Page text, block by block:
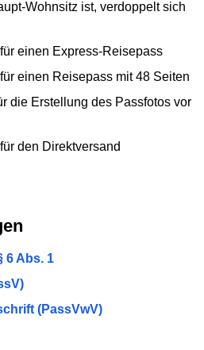
Wohnsitz ist, verdoppelt sich
einen Express-Reisepass
einen Reisepass mit 48 Seiten
die Erstellung des Passfotos vor
den Direktversand
6 Abs. 1
(PassVwV)